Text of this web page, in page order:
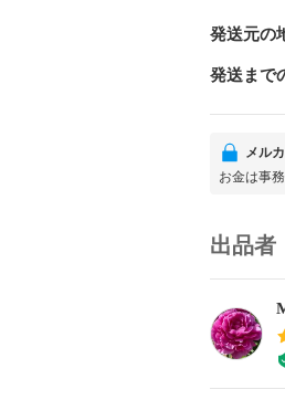
発送元の
発送まで
メル
お金は事
出品者